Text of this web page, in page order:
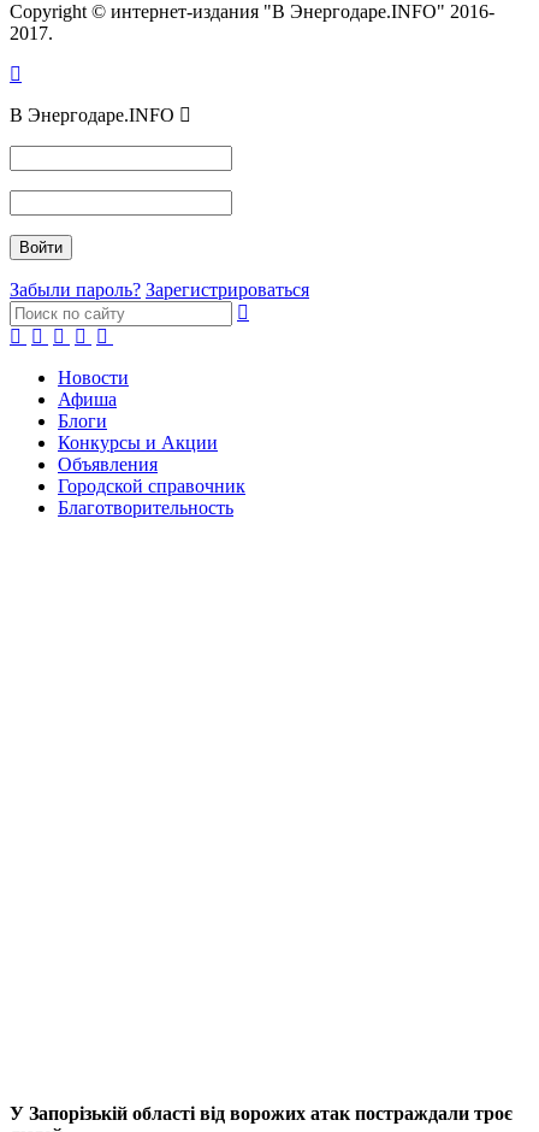
Copyright © интернет-издания "В Энергодаре.INFO" 2016-
2017.
В Энергодаре.INFO
Забыли пароль? Зарегистрироваться
Новости
Афиша
Блоги
Конкурсы и Акции
Объявления
Городской справочник
Благотворительность
У Запорізькій області від ворожих атак постраждали троє